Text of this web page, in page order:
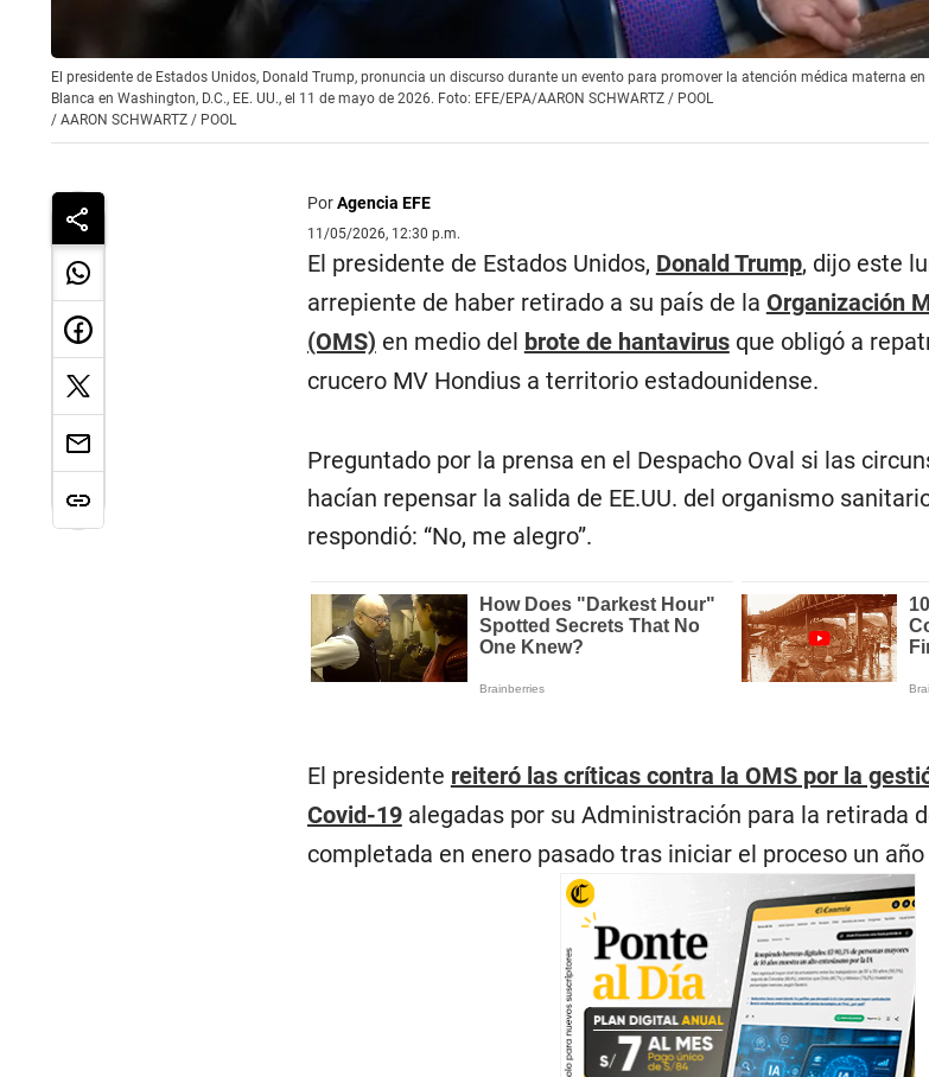
El presidente de Estados Unidos, Donald Trump, pronuncia un discurso durante un evento para promover la atención médica materna en
Blanca en Washington, D.C., EE. UU., el 11 de mayo de 2026. Foto: EFE/EPA/AARON SCHWARTZ / POOL
/ AARON SCHWARTZ / POOL
PorAgencia EFE
11/05/2026, 12:30 p.m.
El presidente de Estados Unidos, Donald Trump, dijo este
arrepiente de haber retirado a su país de la Organización
(OMS) en medio del brote de hantavirusque obligó a
crucero MV Hondius a territorio estadounidense.
Preguntado por la prensa en el Despacho Oval si las
hacían repensar la salida de EE.UU. del organismo
respondió: “No, me alegro”.
El presidente reiteró las críticas contra la OMS por la
Covid-19alegadas por su Administración para la retirada
completada en enero pasado tras iniciar el proceso un